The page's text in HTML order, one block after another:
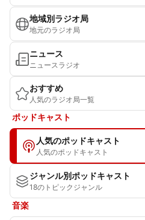
地域別ラジオ局
地元のラジオ局
ニュース
ニュースラジオ
おすすめ
人気のラジオ局一覧
ポッドキャスト
人気のポッドキャスト
人気のポッドキャスト
ジャンル別ポッドキャスト
18のトピックジャンル
音楽